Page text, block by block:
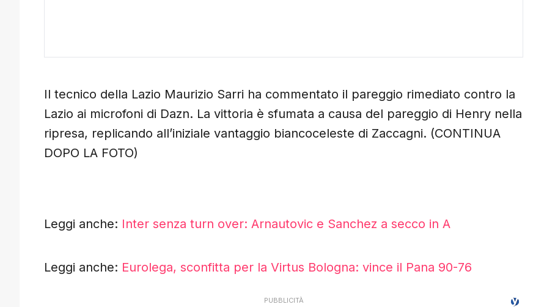
Il tecnico della Lazio Maurizio Sarri ha commentato il pareggio rimediato contro la
Lazio ai microfoni di Dazn. La vittoria è sfumata a causa del pareggio di Henry nella
ripresa, replicando all’iniziale vantaggio biancoceleste di Zaccagni. (CONTINUA
DOPO LA FOTO)
Leggi anche: Inter senza turn over: Arnautovic e Sanchez a secco in A
Leggi anche: Eurolega, sconfitta per la Virtus Bologna: vince il Pana 90-76